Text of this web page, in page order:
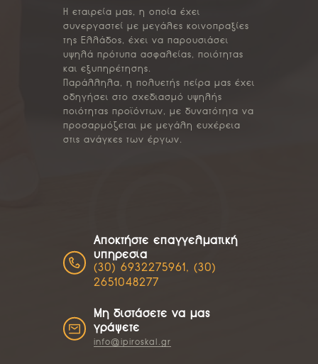
Η εταιρεία μας, η οποία έχει
συνεργαστεί με μεγάλες κοινοπραξίες
της Ελλάδος, έχει να παρουσιάσει
υψηλά πρότυπα ασφαλείας, ποιότητας
και εξυπηρέτησης.
Παράλληλα, η πολυετής πείρα μας έχει
οδηγήσει στο σχεδιασμό υψηλής
ποιότητας προϊόντων, με δυνατότητα να
προσαρμόζεται με μεγάλη ευχέρεια
στις ανάγκες των έργων.
Αποκτήστε επαγγελματική
υπηρεσία
(30) 6932275961, (30)
2651048277
Μη διστάσετε να μας
γράψετε
info@ipiroskal.gr